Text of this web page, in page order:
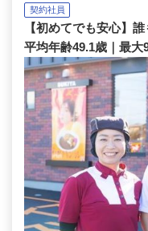
契約社員
【初めてでも安心】
平均年齢49.1歳｜最大